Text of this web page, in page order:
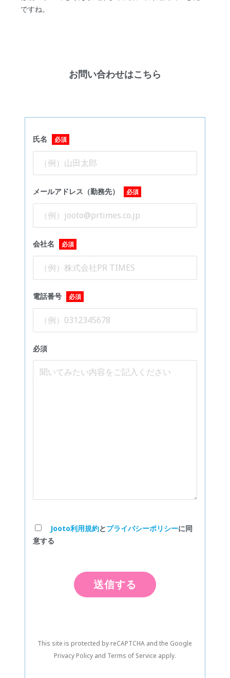
ですね。
お問い合わせはこちら
氏名 必須
メールアドレス（勤務先） 必須
会社名 必須
電話番号 必須
必須
Jooto利用規約とプライバシーポリシーに同
意する
This site is protected by reCAPTCHA and the Google
Privacy Policyand Terms of Service apply.